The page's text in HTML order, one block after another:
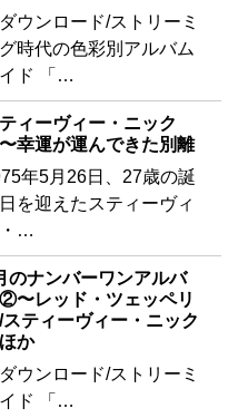
ウンロード/ストリーミ
時代の色彩別アルバム
ド 「…
ィーヴィー・ニック
幸運が運んできた別離
年5月26日、27歳の誕
を迎えたスティーヴィ
…
のナンバーワンアルバ
〜レッド・ツェッペリ
スティーヴィー・ニック
か
ウンロード/ストリーミ
ド 「…